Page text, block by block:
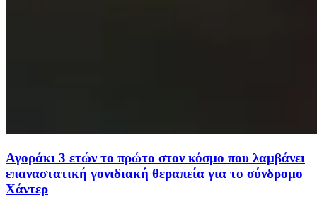
Αγοράκι 3 ετών το πρώτο στον κόσμο που λαμβάνει
επαναστατική γονιδιακή θεραπεία για το σύνδρομο
Χάντερ